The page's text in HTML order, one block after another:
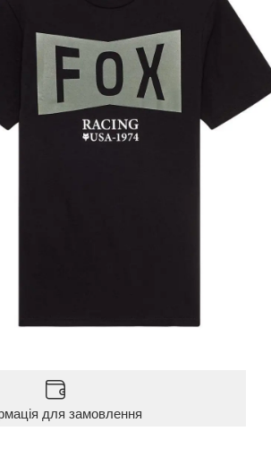
для замовлення